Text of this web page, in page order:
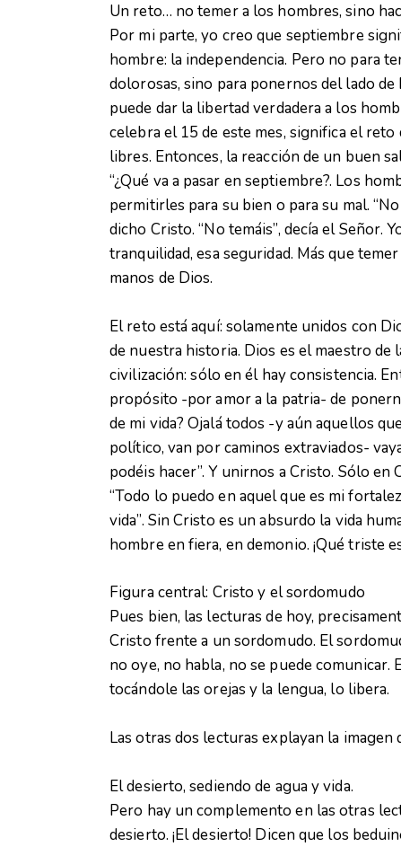
Un reto… no temer a los hombres, sino
Por mi parte, yo creo que septiembre
hombre: la independencia. Pero no para
dolorosas, sino para ponernos del lado
puede dar la libertad verdadera a los
celebra el 15 de este mes, significa el
libres. Entonces, la reacción de un buen
“¿Qué va a pasar en septiembre?. Los
permitirles para su bien o para su mal.
dicho Cristo. “No temáis”, decía el Señor.
tranquilidad, esa seguridad. Más que
manos de Dios.
El reto está aquí: solamente unidos con
de nuestra historia. Dios es el maestro de
civilización: sólo en él hay consistencia.
propósito -por amor a la patria- de
de mi vida? Ojalá todos -y aún aquellos
político, van por caminos extraviados-
podéis hacer”. Y unirnos a Cristo. Sólo
“Todo lo puedo en aquel que es mi
vida”. Sin Cristo es un absurdo la vida
hombre en fiera, en demonio. ¡Qué triste
Figura central: Cristo y el sordomudo
Pues bien, las lecturas de hoy,
Cristo frente a un sordomudo. El
no oye, no habla, no se puede
tocándole las orejas y la lengua, lo libera.
Las otras dos lecturas explayan la imagen
El desierto, sediendo de agua y vida.
Pero hay un complemento en las otras
desierto. ¡El desierto! Dicen que los